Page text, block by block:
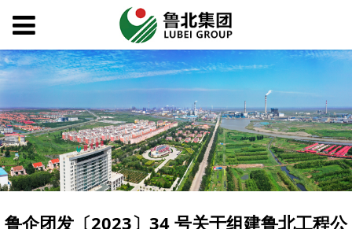
鲁企团发〔2023〕34 号关于组建鲁北工程公